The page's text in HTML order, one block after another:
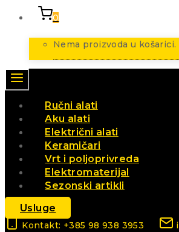
0
Nema proizvoda u košarici.
Ručni alati
Aku alati
Električni alati
Keramičari
Vrt i poljoprivreda
Elektromaterijal
Sezonski artikli
Usluge
Kontakt: +385 98 938 3953